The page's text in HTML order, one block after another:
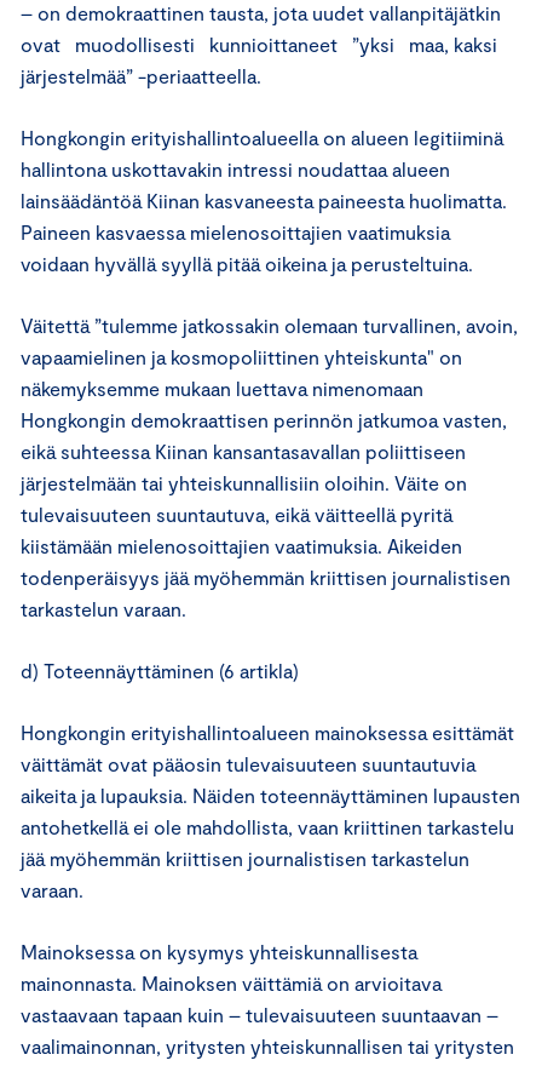
– on demokraattinen tausta, jota uudet vallanpitäjätkin
ovat muodollisesti kunnioittaneet ”yksi maa, kaksi
järjestelmää” -periaatteella.
Hongkongin erityishallintoalueella on alueen legitiiminä
hallintona uskottavakin intressi noudattaa alueen
lainsäädäntöä Kiinan kasvaneesta paineesta huolimatta.
Paineen kasvaessa mielenosoittajien vaatimuksia
voidaan hyvällä syyllä pitää oikeina ja perusteltuina.
Väitettä ”tulemme jatkossakin olemaan turvallinen, avoin,
vapaamielinen ja kosmopoliittinen yhteiskunta" on
näkemyksemme mukaan luettava nimenomaan
Hongkongin demokraattisen perinnön jatkumoa vasten,
eikä suhteessa Kiinan kansantasavallan poliittiseen
järjestelmään tai yhteiskunnallisiin oloihin. Väite on
tulevaisuuteen suuntautuva, eikä väitteellä pyritä
kiistämään mielenosoittajien vaatimuksia. Aikeiden
todenperäisyys jää myöhemmän kriittisen journalistisen
tarkastelun varaan.
d) Toteennäyttäminen (6 artikla)
Hongkongin erityishallintoalueen mainoksessa esittämät
väittämät ovat pääosin tulevaisuuteen suuntautuvia
aikeita ja lupauksia. Näiden toteennäyttäminen lupausten
antohetkellä ei ole mahdollista, vaan kriittinen tarkastelu
jää myöhemmän kriittisen journalistisen tarkastelun
varaan.
Mainoksessa on kysymys yhteiskunnallisesta
mainonnasta. Mainoksen väittämiä on arvioitava
vastaavaan tapaan kuin – tulevaisuuteen suuntaavan –
vaalimainonnan, yritysten yhteiskunnallisen tai yritysten